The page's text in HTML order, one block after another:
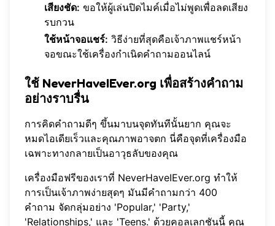
เสียงชัด: ขอให้ผู้เล่นปิดไมค์เมื่อไม่พูดเพื่อลดเสียง
รบกวน
ใช้หน้าจอแชร์: วิธีง่ายที่สุดคือเจ้าภาพแชร์หน้า
จอขณะใช้เครื่องกำเนิดคำถามออนไลน์
ใช้ NeverHaveIEver.org เพื่อสร้างคำถาม
อย่างราบรื่น
การคิดคำถามดีๆ ขึ้นมาบนจุดทันทีนั้นยาก คุณจะ
หมดไอเดียเร็วและคุณภาพอาจตก นี่คือจุดที่เครื่องมือ
เฉพาะทางกลายเป็นอาวุธลับของคุณ
เครื่องมือฟรีของเราที่ NeverHaveIEver.org ทำให้
การเป็นเจ้าภาพง่ายสุดๆ มันมีคำถามกว่า 400
คำถาม จัดกลุ่มอย่าง 'Popular,' 'Party,'
'Relationships,' และ 'Teens.' ด้วยคอลเลกชันนี้ คุณ